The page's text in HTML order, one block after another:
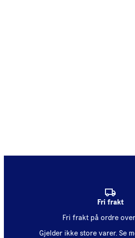
Fri frakt
Fri frakt på ordre
Gjelder ikke store varer. Se